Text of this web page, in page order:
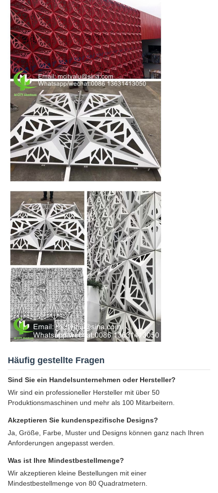
Häufig gestellte Fragen
Sind Sie ein Handelsunternehmen oder Hersteller?
Wir sind ein professioneller Hersteller mit über 50
Produktionsmaschinen und mehr als 100 Mitarbeitern.
Akzeptieren Sie kundenspezifische Designs?
Ja, Größe, Farbe, Muster und Designs können ganz nach Ihren
Anforderungen angepasst werden.
Was ist Ihre Mindestbestellmenge?
Wir akzeptieren kleine Bestellungen mit einer
Mindestbestellmenge von 80 Quadratmetern.